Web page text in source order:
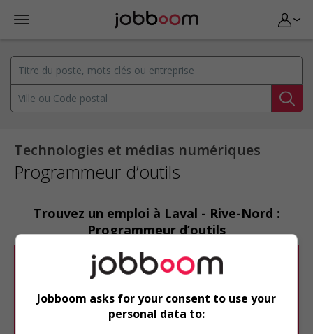
Technologies et médias numériques
Programmeur d’outils
Trouvez un emploi à Laval - Rive-Nord :
Programmeur d’outils
Désolé, cette recherche n'a produit aucun
résultat.
Veuillez faire une nouvelle recherche.
Vous pouvez en tout temps utiliser nos
Jobboom asks for your consent to use your
personal data to: